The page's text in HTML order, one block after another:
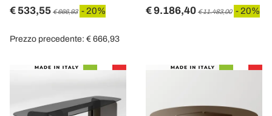
€ 533,55 € 666,93 - 20%
Prezzo precedente: € 666,93
€ 9.186,40 € 11.483,00 - 20%